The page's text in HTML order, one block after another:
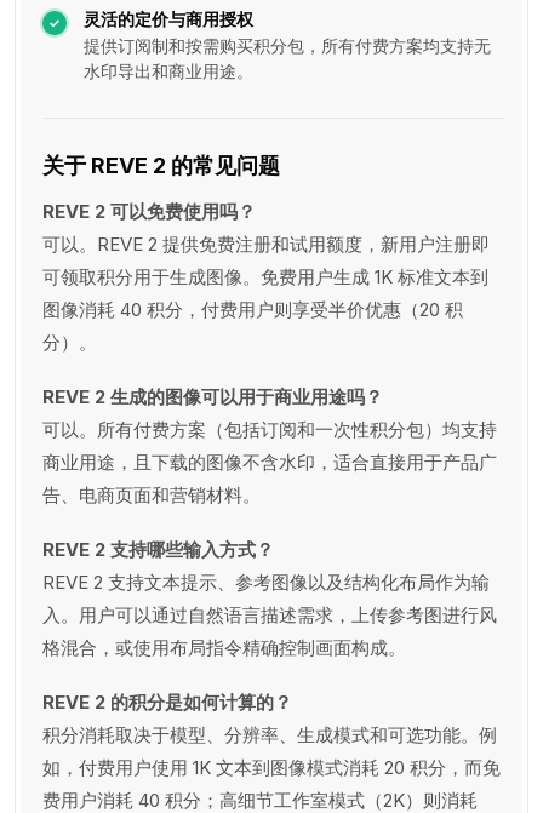
灵活的定价与商用授权
提供订阅制和按需购买积分包，所有付费方案均支持无
水印导出和商业用途。
关于 REVE 2 的常见问题
REVE 2 可以免费使用吗？
可以。REVE 2 提供免费注册和试用额度，新用户注册即
可领取积分用于生成图像。免费用户生成 1K 标准文本到
图像消耗 40 积分，付费用户则享受半价优惠（20 积
分）。
REVE 2 生成的图像可以用于商业用途吗？
可以。所有付费方案（包括订阅和一次性积分包）均支持
商业用途，且下载的图像不含水印，适合直接用于产品广
告、电商页面和营销材料。
REVE 2 支持哪些输入方式？
REVE 2 支持文本提示、参考图像以及结构化布局作为输
入。用户可以通过自然语言描述需求，上传参考图进行风
格混合，或使用布局指令精确控制画面构成。
REVE 2 的积分是如何计算的？
积分消耗取决于模型、分辨率、生成模式和可选功能。例
如，付费用户使用 1K 文本到图像模式消耗 20 积分，而免
费用户消耗 40 积分；高细节工作室模式（2K）则消耗